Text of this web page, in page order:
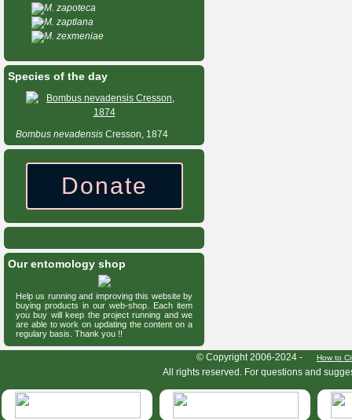
M. zapoteca
M. zaptlana
M. zexmeniae
Species of the day
Bombus nevadensis Cresson, 1874
Donate
Our entomology shop
Help us running and improving this website by
buying products in our web-shop. Each item
you buy will keep the project running and we
are able to work on updating the content on a
regulary basis. Thank you !!
© Copyright 2006-2024 - How to
All rights reserved. For questions and
HymIS projectlist